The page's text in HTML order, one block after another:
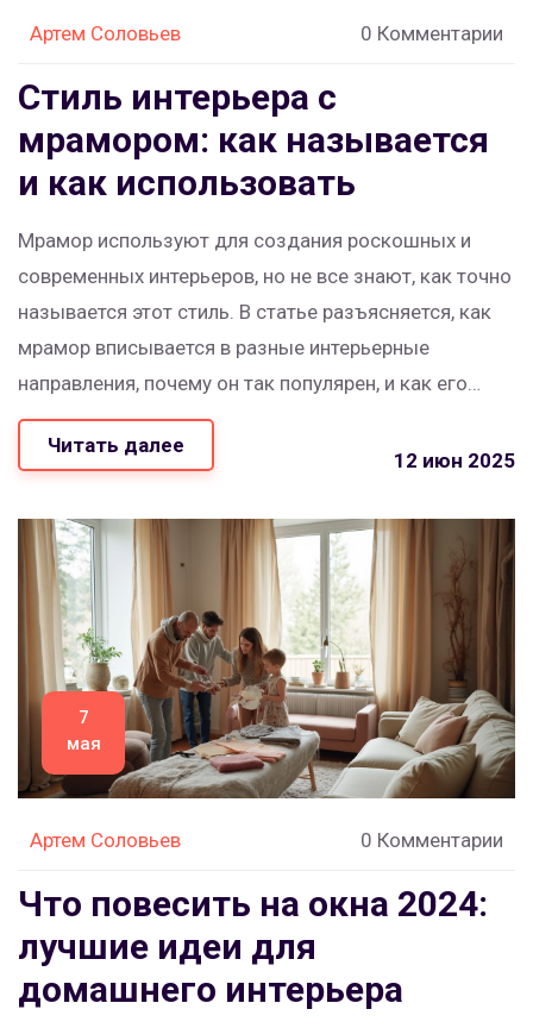
Артем Соловьев 0 Комментарии
Стиль интерьера с
мрамором: как называется
и как использовать
Мрамор используют для создания роскошных и
современных интерьеров, но не все знают, как точно
называется этот стиль. В статье разъясняется, как
мрамор вписывается в разные интерьерные
направления, почему он так популярен, и как его
грамотно применять дома. Приведены интересные
факты, реальные лайфхаки, а также разбор
какой стиль выбрать и где не стоит перебарщивать с
мрамором.
Читать далее
12 июн 2025
7
мая
Артем Соловьев 0 Комментарии
Что повесить на окна 2024:
лучшие идеи для
домашнего интерьера